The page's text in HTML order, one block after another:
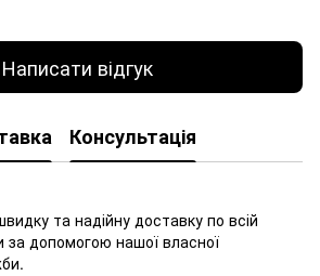
Написати відгук
Консультація
та надійну доставку по всій
за допомогою нашої власної